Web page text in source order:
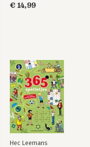
€ 14,99
Hec Leemans